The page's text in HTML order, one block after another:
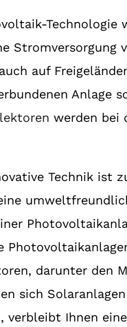
Technologie
Stromversorgung
auf
Anlage
werden bei
Technik ist
darunter den
sich
Ihnen